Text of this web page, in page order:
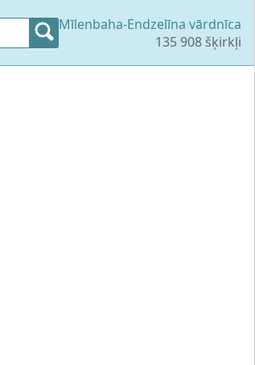
Mīlenbaha-Endzelīna vārdnīca
135 908 šķirkļi